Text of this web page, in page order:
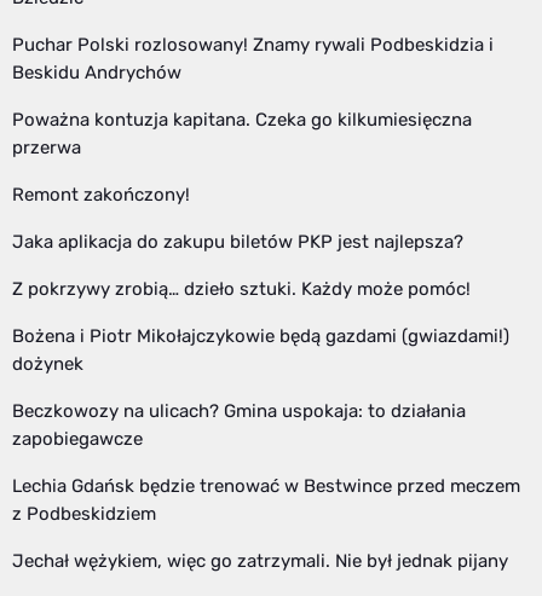
Puchar Polski rozlosowany! Znamy rywali Podbeskidzia i
Beskidu Andrychów
Poważna kontuzja kapitana. Czeka go kilkumiesięczna
przerwa
Remont zakończony!
Jaka aplikacja do zakupu biletów PKP jest najlepsza?
Z pokrzywy zrobią… dzieło sztuki. Każdy może pomóc!
Bożena i Piotr Mikołajczykowie będą gazdami (gwiazdami!)
dożynek
Beczkowozy na ulicach? Gmina uspokaja: to działania
zapobiegawcze
Lechia Gdańsk będzie trenować w Bestwince przed meczem
z Podbeskidziem
Jechał wężykiem, więc go zatrzymali. Nie był jednak pijany